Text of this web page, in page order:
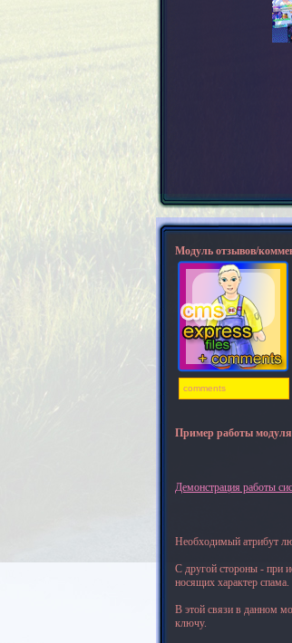
Модуль отзывов/
comments
Пример работы
Демонстрация работы
Необходимый атрибут
С другой стороны - при
носящих характер спама.
В этой связи в данном
ключу.